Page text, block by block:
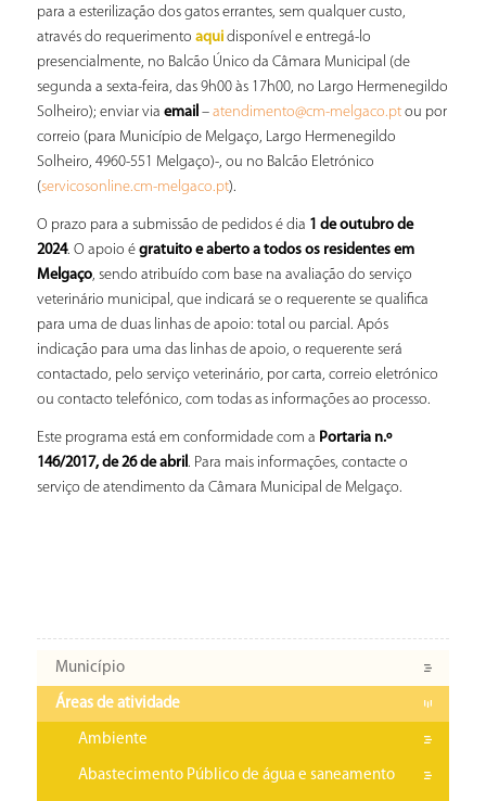
para a esterilização dos gatos errantes, sem qualquer custo,
através do requerimento aqui disponível e entregá-lo
presencialmente, no Balcão Único da Câmara Municipal (de
segunda a sexta-feira, das 9h00 às 17h00, no Largo Hermenegildo
Solheiro); enviar via email – atendimento@cm-melgaco.ptou por
correio (para Município de Melgaço, Largo Hermenegildo
Solheiro, 4960-551 Melgaço)-, ou no Balcão Eletrónico
(servicosonline.cm-melgaco.pt).
O prazo para a submissão de pedidos é dia 1 de outubro de
2024. O apoio é gratuito e aberto a todos os residentes em
Melgaço, sendo atribuído com base na avaliação do serviço
veterinário municipal, que indicará se o requerente se qualifica
para uma de duas linhas de apoio: total ou parcial. Após
indicação para uma das linhas de apoio, o requerente será
contactado, pelo serviço veterinário, por carta, correio eletrónico
ou contacto telefónico, com todas as informações ao processo.
Este programa está em conformidade com a Portaria n.º
146/2017, de 26 de abril. Para mais informações, contacte o
serviço de atendimento da Câmara Municipal de Melgaço.
Município
Áreas de atividade
Ambiente
Abastecimento Público de água e saneamento